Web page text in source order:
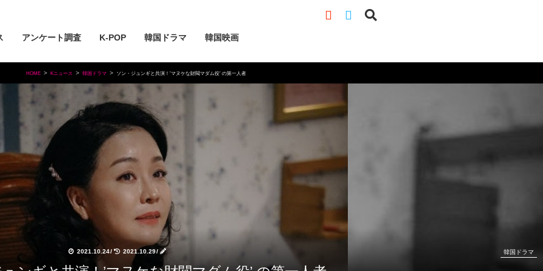
アンケート調査 K-POP 韓国ドラマ 韓国映画
HOME Kニュース 韓国ドラマ ソン・ジュンギと共演！’マヌケな財閥マダム役’ の第一人者
2021.10.24/ 2021.10.29/ 韓国ドラマ